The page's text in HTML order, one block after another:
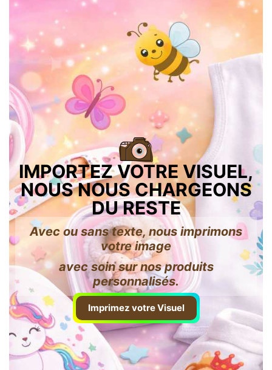
IMPORTEZ VOTRE VISUEL,
NOUS NOUS CHARGEONS
DU RESTE
Avec ou sans texte, nous imprimons
votre image
avec soin sur nos produits
personnalisés.
Imprimez votre Visuel